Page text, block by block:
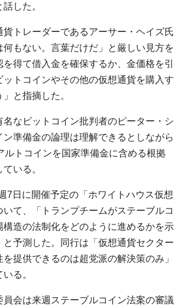
した。
貨トレーダーであるアーサー・ヘイズ氏
何もない。言葉だけだ」と厳しい見方を
得て借入金を確保するか、金価格を引
ットコインやその他の仮想通貨を購入す
と指摘した。
名なビットコイン批判者のピーター・シ
ン準備金の論理は理解できるとしながら
ルトコインを国家準備金に含める根拠
いる。
7日に開催予定の「ホワイトハウス仮想
て、「トランプチームがステーブルコ
構造の法制化をどのように進めるかを示
と予測した。同行は「仮想通貨セクター
提供できるのは超党派の解決策のみ」
る。
員会は来週ステーブルコイン法案の審議